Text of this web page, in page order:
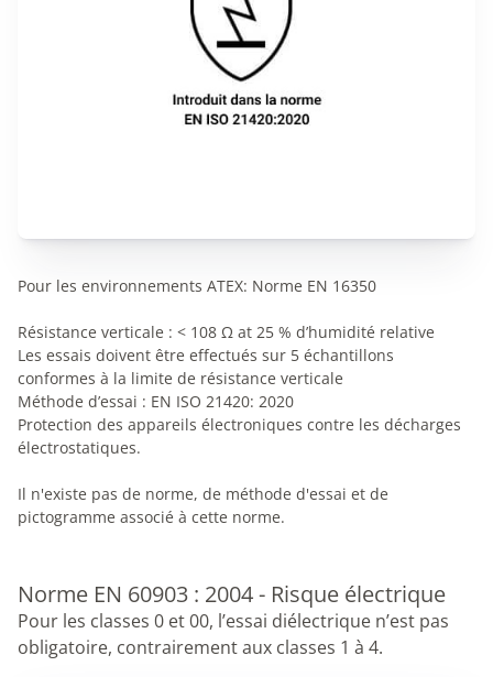
Pour les environnements ATEX: Norme EN 16350
Résistance verticale : < 108 Ω at 25 % d’humidité relative
Les essais doivent être effectués sur 5 échantillons
conformes à la limite de résistance verticale
Méthode d’essai : EN ISO 21420: 2020
Protection des appareils électroniques contre les décharges
électrostatiques.
Il n'existe pas de norme, de méthode d'essai et de
pictogramme associé à cette norme.
Norme EN 60903 : 2004 - Risque électrique
Pour les classes 0 et 00, l’essai diélectrique n’est pas
obligatoire, contrairement aux classes 1 à 4.